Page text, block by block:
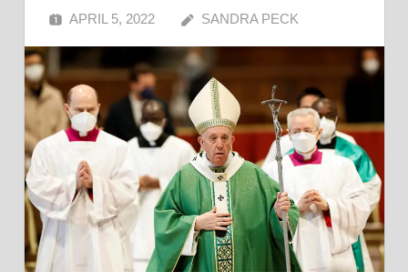
APRIL 5, 2022 SANDRA PECK